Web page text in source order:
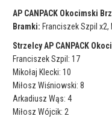
AP CANPACK Okocimski
Bramki: Franciszek Szpil x2,
Strzelcy AP CANPACK
Franciszek Szpil: 17
Mikołaj Klecki: 10
Miłosz Wiśniowski: 8
Arkadiusz Wąs: 4
Miłosz Wójcik: 2